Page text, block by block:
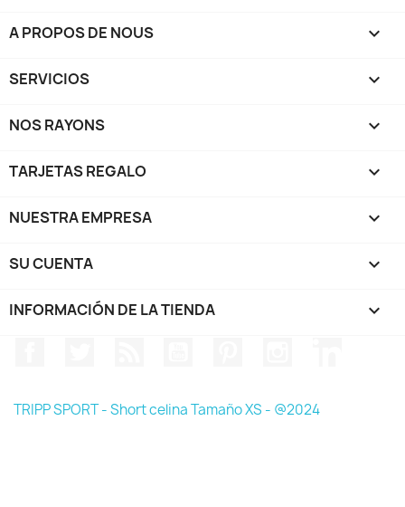
A PROPOS DE NOUS 
SERVICIOS 
NOS RAYONS 
TARJETAS REGALO 
NUESTRA EMPRESA 
SU CUENTA 
INFORMACIÓN DE LA TIENDA keyboard_arrow_down
TRIPP SPORT - Short celina Tamaño XS - @2024